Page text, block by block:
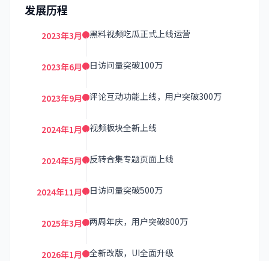
发展历程
2023年3月 黑料视频吃瓜正式上线运营
2023年6月 日访问量突破100万
2023年9月 评论互动功能上线，用户突破300万
2024年1月 视频板块全新上线
2024年5月 反转合集专题页面上线
2024年11月 日访问量突破500万
2025年3月 两周年庆，用户突破800万
2026年1月 全新改版，UI全面升级